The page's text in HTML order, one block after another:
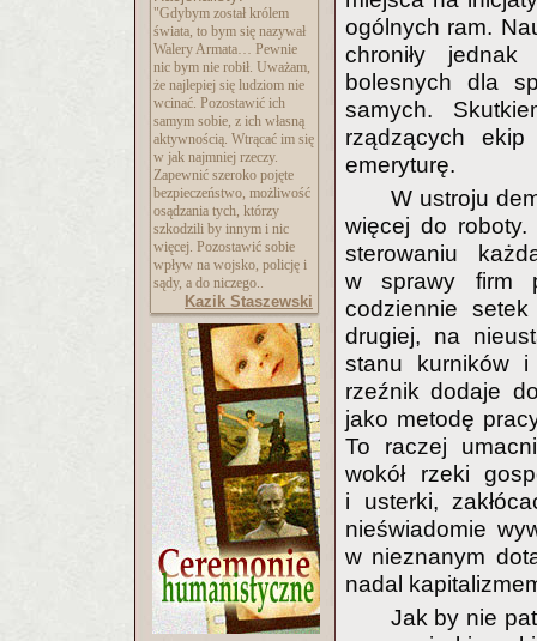
"Gdybym został królem
świata, to bym się nazywał
Walery Armata… Pewnie
nic bym nie robił. Uważam,
że najlepiej się ludziom nie
wcinać. Pozostawić ich
samym sobie, z ich własną
aktywnością. Wtrącać im się
w jak najmniej rzeczy.
Zapewnić szeroko pojęte
bezpieczeństwo, możliwość
osądzania tych, którzy
szkodzili by innym i nic
więcej. Pozostawić sobie
wpływ na wojsko, policję i
sądy, a do niczego..
Kazik Staszewski
ogólnych ram.
chroniły
bolesnych dla
samych.
rządzących
emeryturę.
W ustroju
więcej do
sterowaniu
w sprawy firm
codziennie
drugiej, na
stanu kurników
rzeźnik dodaje
jako metodę
To raczej
wokół rzeki
i usterki,
nieświadomie
w nieznanym
nadal
Jak by nie